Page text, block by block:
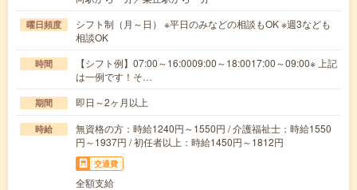
曜日頻度
シフト制（月～日） ※平日のみなどの相談もOK ※週3なども
相談OK
時間
【シフト例】07:00～16:0009:00～18:0017:00～09:00※ 上記
は一例です！そ…
期間 即日～2ヶ月以上
時給
無資格の方：時給1240円～1550円 / 介護福祉士：時給1550
円～1937円 / 初任者以上：時給1450円～1812円
交通費
全額支給